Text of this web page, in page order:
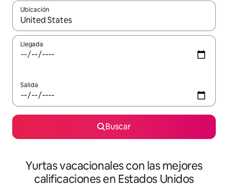
Ubicación
Cuando los resultados estén disponibles, navega con las
Llegada
Salida
Buscar
Yurtas vacacionales con las mejores
calificaciones en Estados Unidos